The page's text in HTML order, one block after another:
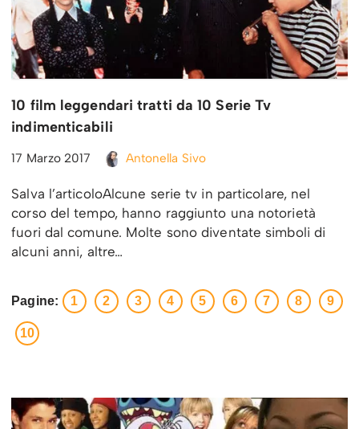
10 film leggendari tratti da 10 Serie Tv
indimenticabili
17 Marzo 2017 Antonella Sivo
Salva l’articoloAlcune serie tv in particolare, nel
corso del tempo, hanno raggiunto una notorietà
fuori dal comune. Molte sono diventate simboli di
alcuni anni, altre…
Pagine: 1 2 3 4 5 6 7 8 9
10